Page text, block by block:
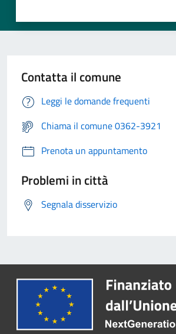
Contatta il comune
Leggi le domande frequenti
Chiama il comune 0362-3921
Prenota un appuntamento
Problemi in città
Segnala disservizio